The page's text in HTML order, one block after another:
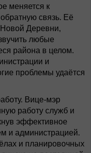
меняется к
связь. Её
Деревни,
любые
района в целом.
и
проблемы удаётся
Вице-мэр
работу служб и
эффективное
и администрацией.
и планировочных